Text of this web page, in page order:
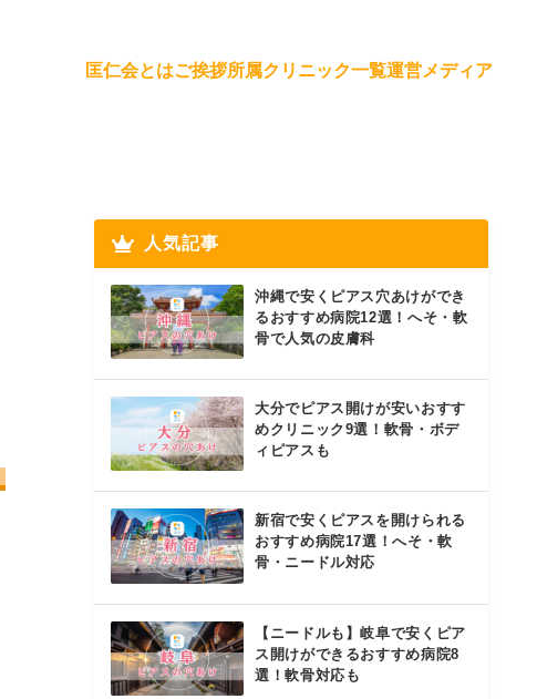
匡仁会とはご挨拶所属クリニック一覧運営メディア
人気記事
沖縄で安くピアス穴あけができ
るおすすめ病院12選！へそ・軟
骨で人気の皮膚科
大分でピアス開けが安いおすす
めクリニック9選！軟骨・ボデ
ィピアスも
新宿で安くピアスを開けられる
おすすめ病院17選！へそ・軟
骨・ニードル対応
【ニードルも】岐阜で安くピア
ス開けができるおすすめ病院8
選！軟骨対応も